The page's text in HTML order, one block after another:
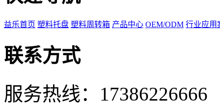
益乐首页 塑料托盘 塑料周转箱 产品中心 OEM/ODM 行业应用
联系方式
服务热线：17386226666